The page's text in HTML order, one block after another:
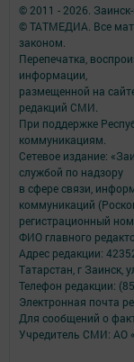
© 2011 - 2026.
© ТАТМЕДИА. Все
законом.
Перепечатка,
информации,
размещенной на
редакций СМИ.
При поддержке
коммуникациям.
Сетевое издание:
службой по надзору
в сфере связи,
коммуникаций
регистрационный
ФИО главного
Адрес редакции:
Татарстан, г Заинск,
Телефон редакции:
Электронная почта
Для сообщений о
Учредитель СМИ: АО